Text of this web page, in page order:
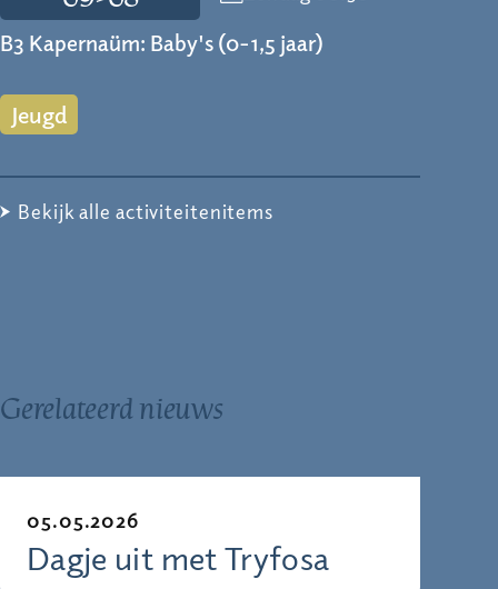
B3 Kapernaüm: Baby's (0-1,5 jaar)
Jeugd
Bekijk alle activiteitenitems
Gerelateerd nieuws
05.05.2026
Dagje uit met Tryfosa